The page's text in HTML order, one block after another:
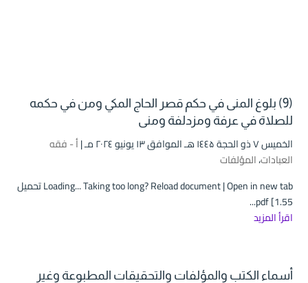
(9) بلوغ المنى في حكم قصر الحاج المكي ومن في حكمه
للصلاة في عرفة ومزدلفة ومنى
الخميس ۷ ذو الحجة ۱٤٤۵ هـ الموافق ۱۳ يونيو ۲۰۲٤ مـ |
أ - فقه
العبادات،المؤلفات
Loading... Taking too long? Reload document | Open in new tab تحميل
pdf [1.55...
اقرأ المزيد
أسماء الكتب والمؤلفات والتحقيقات المطبوعة وغير